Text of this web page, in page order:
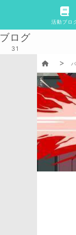
活動ブロ
ブログ
31